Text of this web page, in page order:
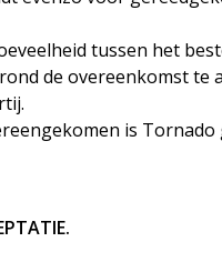
tussen het
de overeenkomst te
is